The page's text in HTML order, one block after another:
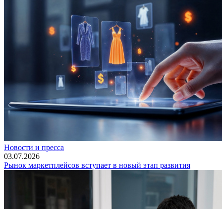
Новости и пресса
03.07.2026
Рынок маркетплейсов вступает в новый этап развития